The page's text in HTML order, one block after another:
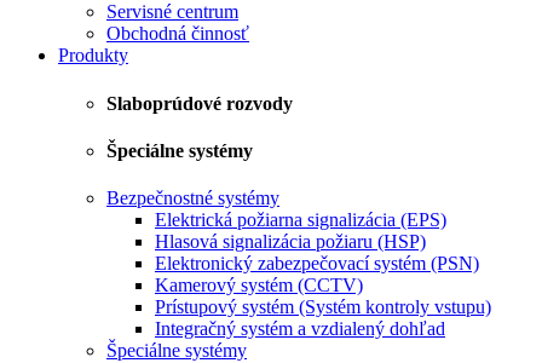
Servisné centrum
Obchodná činnosť
Produkty
Slaboprúdové rozvody
Špeciálne systémy
Bezpečnostné systémy
Elektrická požiarna signalizácia (EPS)
Hlasová signalizácia požiaru (HSP)
Elektronický zabezpečovací systém (PSN)
Kamerový systém (CCTV)
Prístupový systém (Systém kontroly vstupu)
Integračný systém a vzdialený dohľad
Špeciálne systémy